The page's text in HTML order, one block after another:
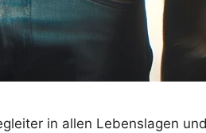
in allen Lebenslagen